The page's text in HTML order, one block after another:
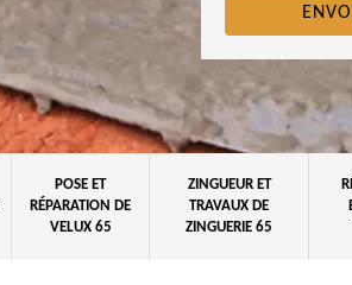
POSE ET
RÉPARATION DE
VELUX 65
ZINGUEUR ET
TRAVAUX DE
ZINGUERIE 65